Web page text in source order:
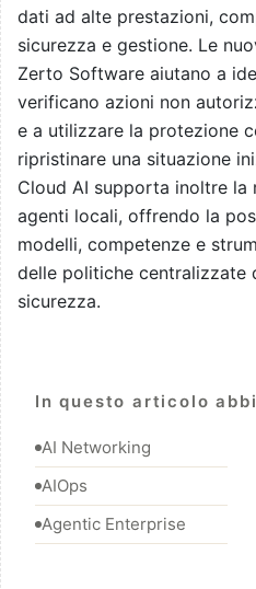
dati ad alte prestazioni,
sicurezza e gestione. Le
Zerto Software aiutano a
verificano azioni non
e a utilizzare la protezione
ripristinare una situazione
Cloud AI supporta inoltre la
agenti locali, offrendo la
modelli, competenze e
delle politiche centralizzate
sicurezza.
In questo articolo
AI Networking
AIOps
Agentic Enterprise